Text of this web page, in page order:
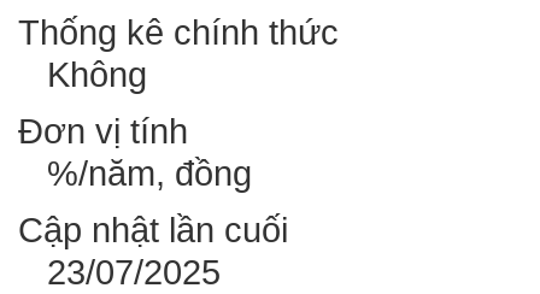
Thống kê chính thức
Không
Đơn vị tính
%/năm, đồng
Cập nhật lần cuối
23/07/2025